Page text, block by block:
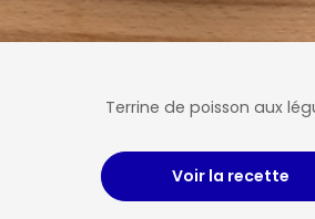
Terrine de poisson aux
Voir la recette